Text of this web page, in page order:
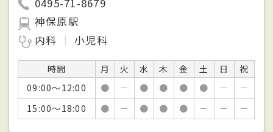
0495-71-8679
神保原駅
内科
小児科
時間 月 火 水 木 金 土 日
祝
09:00～12:00
● － ● ● ● ● －
－
15:00～18:00
● － ● ● ● － － －